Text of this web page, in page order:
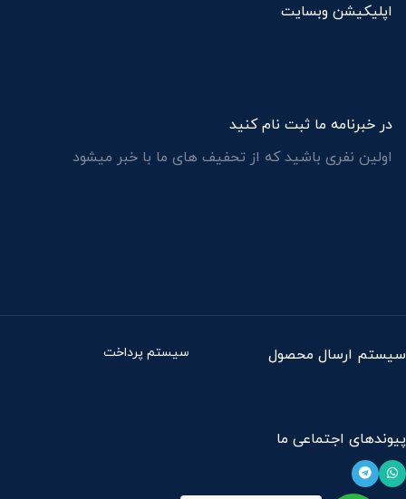
اپلیکیشن وبسایت
در خبرنامه ما ثبت نام کنید
اولین نفری باشید که از تحفیف های ما با خبر میشود
سیستم پرداخت سیستم ارسال محصول
پیوندهای اجتماعی ما